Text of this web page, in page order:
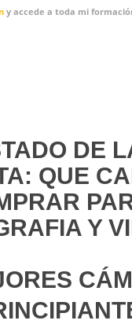
y accede a toda mi
DE
QUE
Y